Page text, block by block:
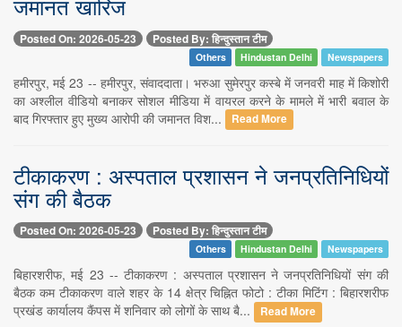
Posted On: 2026-05-23 Posted By: हिन्दुस्तान टीम
Others Hindustan Delhi Newspapers
हमीरपुर, मई 23 -- हमीरपुर, संवाददाता। भरुआ सुमेरपुर कस्बे में जनवरी माह में किशोरी
का अश्लील वीडियो बनाकर सोशल मीडिया में वायरल करने के मामले में भारी बवाल के
बाद गिरफ्तार हुए मुख्य आरोपी की जमानत विश...
Read More
टीकाकरण : अस्पताल प्रशासन ने जनप्रतिनिधियों
संग की बैठक
Posted On: 2026-05-23 Posted By: हिन्दुस्तान टीम
Others Hindustan Delhi Newspapers
बिहारशरीफ, मई 23 -- टीकाकरण : अस्पताल प्रशासन ने जनप्रतिनिधियों संग की
बैठक कम टीकाकरण वाले शहर के 14 क्षेत्र चिह्नित फोटो : टीका मिटिंग : बिहारशरीफ
प्रखंड कार्यालय कैंपस में शनिवार को लोगों के साथ बै...
Read More